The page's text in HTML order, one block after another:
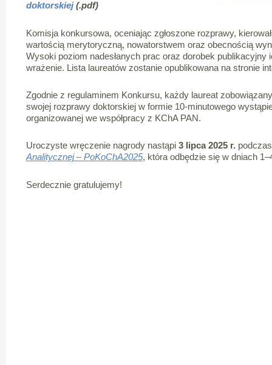
doktorskiej(.pdf)
Komisja konkursowa, oceniając zgłoszone rozprawy,
wartością merytoryczną, nowatorstwem oraz obecnością
Wysoki poziom nadesłanych prac oraz dorobek publikacyjny
wrażenie. Lista laureatów zostanie opublikowana na stronie
Zgodnie z regulaminem Konkursu, każdy laureat
swojej rozprawy doktorskiej w formie 10-minutowego
organizowanej we współpracy z KChA PAN.
Uroczyste wręczenie nagrody nastąpi3 lipca 2025 r.
Analitycznej – PoKoChA2025, która odbędzie się w dniach
Serdecznie gratulujemy!